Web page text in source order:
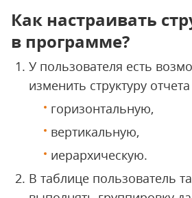
Как настраивать
в программе?
У пользователя есть
изменить структуру
горизонтальную,
вертикальную,
иерархическую.
В таблице пользователь